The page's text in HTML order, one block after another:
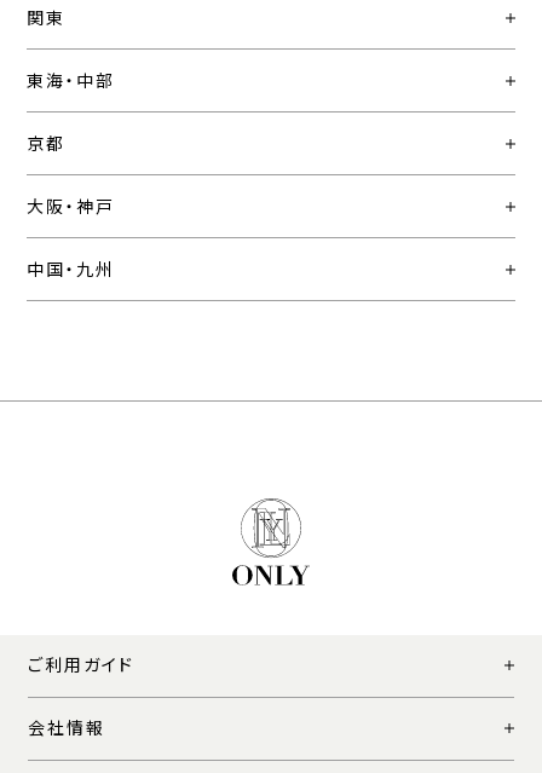
関東
東海・中部
京都
大阪・神戸
中国・九州
ご利用ガイド
会社情報